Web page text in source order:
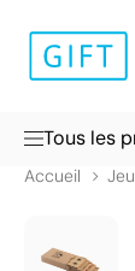
Tous les
Accueil